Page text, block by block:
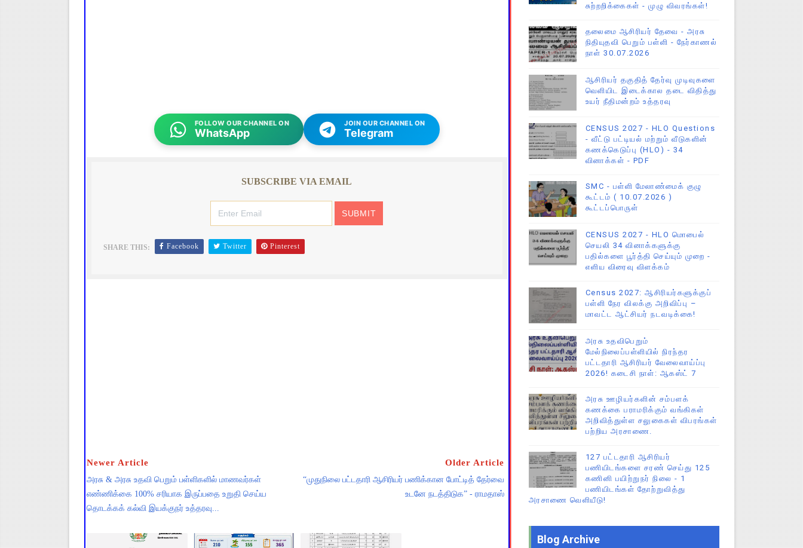
FOLLOW OUR CHANNEL ON
WhatsApp
JOIN OUR CHANNEL ON
Telegram
SUBSCRIBE VIA EMAIL
SHARE THIS: Facebook Twitter Pinterest
Newer Article
அரசு & அரசு உதவி பெறும் பள்ளிகளில் மாணவர்கள்
எண்ணிக்கை 100% சரியாக இருப்பதை உறுதி செய்ய
தொடக்கக் கல்வி இயக்குநர் உத்தரவு...
Older Article
“முதுநிலை பட்டதாரி ஆசிரியர் பணிக்கான போட்டித் தேர்வை
உடனே நடத்திடுக” - ராமதாஸ்
சுற்றறிக்கைகள் - முழு விவரங்கள்!
தலைமை ஆசிரியர் தேவை - அரசு
நிதியுதவி பெறும் பள்ளி - நேர்காணல்
நாள் 30.07.2026
ஆசிரியர் தகுதித் தேர்வு முடிவுகளை
வெளியிட இடைக்கால தடை விதித்து
உயர் நீதிமன்றம் உத்தரவு
CENSUS 2027 - HLO Questions
- வீட்டு பட்டியல் மற்றும் வீடுகளின்
கணக்கெடுப்பு (HLO) - 34
வினாக்கள் - PDF
SMC - பள்ளி மேலாண்மைக் குழு
கூட்டம் ( 10.07.2026 )
கூட்டப்பொருள்
CENSUS 2027 - HLO மொபைல்
செயலி 34 வினாக்களுக்கு
பதில்களை பூர்த்தி செய்யும் முறை -
எளிய விரைவு விளக்கம்
Census 2027: ஆசிரியர்களுக்குப்
பள்ளி நேர விலக்கு அறிவிப்பு –
மாவட்ட ஆட்சியர் நடவடிக்கை!
அரசு உதவிபெறும்
மேல்நிலைப்பள்ளியில் நிரந்தர
பட்டதாரி ஆசிரியர் வேலைவாய்ப்பு
2026! கடைசி நாள்: ஆகஸ்ட் 7
அரசு ஊழியர்களின் சம்பளக்
கணக்கை பராமரிக்கும் வங்கிகள்
அறிவித்துள்ள சலுகைகள் விபரங்கள்
பற்றிய அரசாணை.
127 பட்டதாரி ஆசிரியர்
பணியிடங்களை சரண் செய்து 125
கணினி பயிற்றுநர் நிலை - 1
பணியிடங்கள் தோற்றுவித்து
அரசாணை வெளியீடு!
Blog Archive